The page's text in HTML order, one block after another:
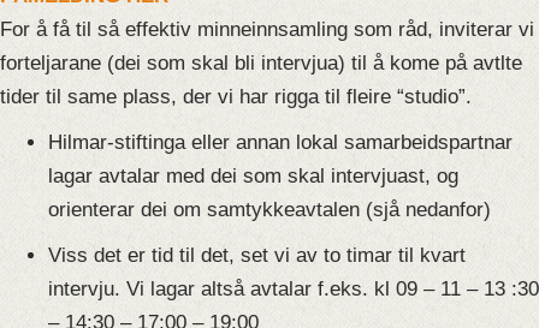
For å få til så effektiv minneinnsamling som råd, inviterar vi
forteljarane (dei som skal bli intervjua) til å kome på avtlte
tider til same plass, der vi har rigga til fleire “studio”.
Hilmar-stiftinga eller annan lokal samarbeidspartnar
lagar avtalar med dei som skal intervjuast, og
orienterar dei om samtykkeavtalen (sjå nedanfor)
Viss det er tid til det, set vi av to timar til kvart
intervju. Vi lagar altså avtalar f.eks. kl 09 – 11 – 13 :30
– 14:30 – 17:00 – 19:00